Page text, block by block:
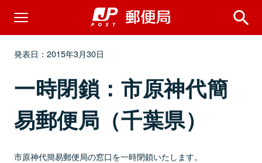
発表日：2015年3月30日
一時閉鎖：市原神代簡
易郵便局（千葉県）
市原神代簡易郵便局の窓口を一時閉鎖いたします。